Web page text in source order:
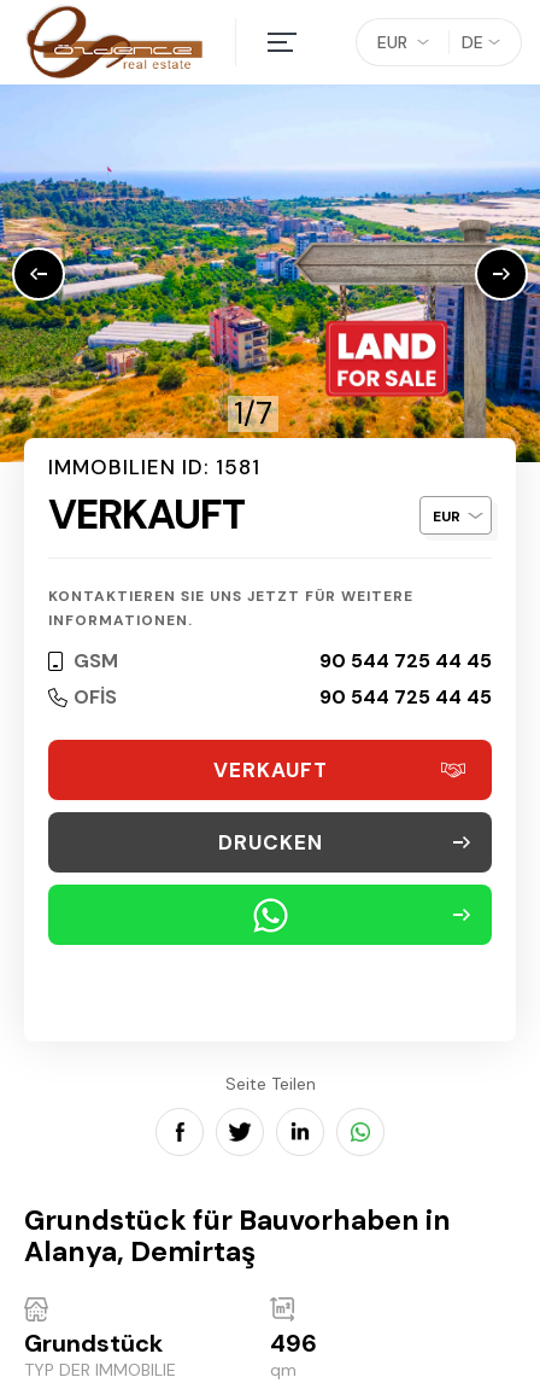
DE
EUR
1/7
IMMOBILIEN ID: 1581
VERKAUFT
KONTAKTIEREN SIE UNS JETZT FÜR WEITERE
INFORMATIONEN.
GSM
90 544 725 44 45
OFİS
90 544 725 44 45
VERKAUFT
DRUCKEN
Seite Teilen
Grundstück für Bauvorhaben in
Alanya, Demirtaş
Grundstück
TYP DER IMMOBILIE
496
qm